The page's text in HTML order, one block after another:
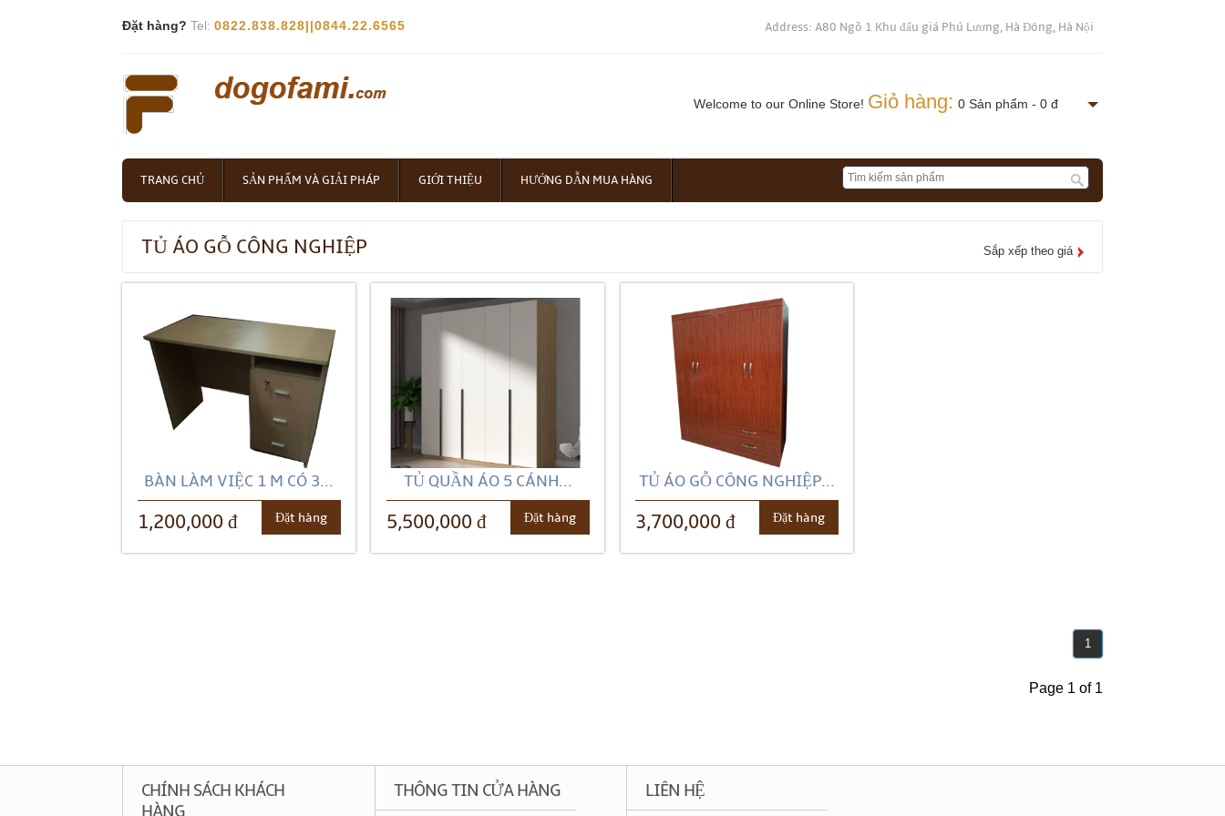
Đặt hàng? Tel:0822.838.828||0844.22.6565 Address: A80 Ngõ 1 Khu đấu giá Phú Lương, Hà Đông, Hà Nội
Welcome to our Online Store! Giỏ hàng: 0 Sản phẩm - 0 đ
TRANG CHỦ SẢN PHẨM VÀ GIẢI PHÁP GIỚI THIỆU HƯỚNG DẪN MUA HÀNG
TỦ ÁO GỖ CÔNG NGHIỆP Sắp xếp theo giá
BÀN LÀM VIỆC 1 M CÓ 3...
1,200,000 đ Đặt hàng
TỦ QUẦN ÁO 5 CÁNH...
5,500,000 đ Đặt hàng
TỦ ÁO GỖ CÔNG NGHIỆP...
3,700,000 đ Đặt hàng
1
Page 1 of 1
CHÍNH SÁCH KHÁCH
HÀNG
THÔNG TIN CỬA HÀNG LIÊN HỆ